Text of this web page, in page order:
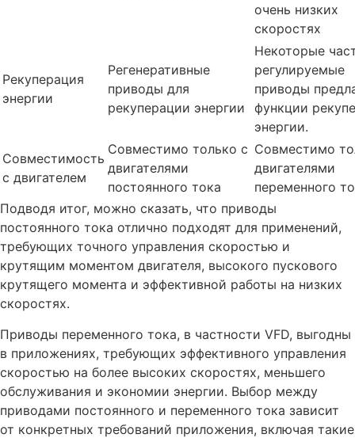
очень низких
скоростях
Рекуперация
энергии
Регенеративные
приводы для
рекуперации энергии
Некоторые
регулируемые
приводы
функции
энергии.
Совместимость
с двигателем
Совместимо только с
двигателями
постоянного тока
Совместимо
двигателями
переменного
Подводя итог, можно сказать, что приводы
постоянного тока отлично подходят для применений,
требующих точного управления скоростью и
крутящим моментом двигателя, высокого пускового
крутящего момента и эффективной работы на низких
скоростях.
Приводы переменного тока, в частности VFD, выгодны
в приложениях, требующих эффективного управления
скоростью на более высоких скоростях, меньшего
обслуживания и экономии энергии. Выбор между
приводами постоянного и переменного тока зависит
от конкретных требований приложения, включая такие